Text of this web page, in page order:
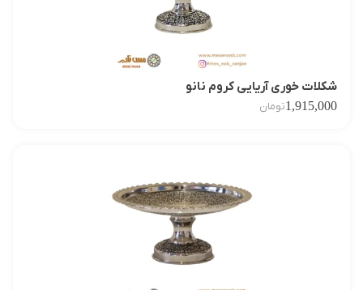
شکلات خوری آریایی کروم نانو
1,915,000تومان